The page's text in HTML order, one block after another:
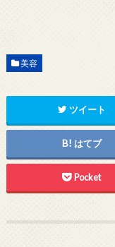
美容
ツイート
はてブ
Pocket